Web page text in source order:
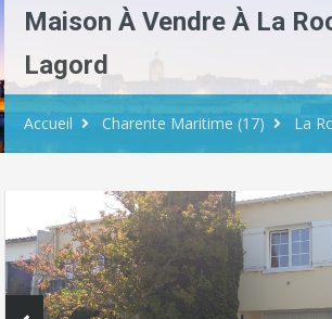
Maison À Vendre À La
Lagord
Accueil Charente Maritime (17) La